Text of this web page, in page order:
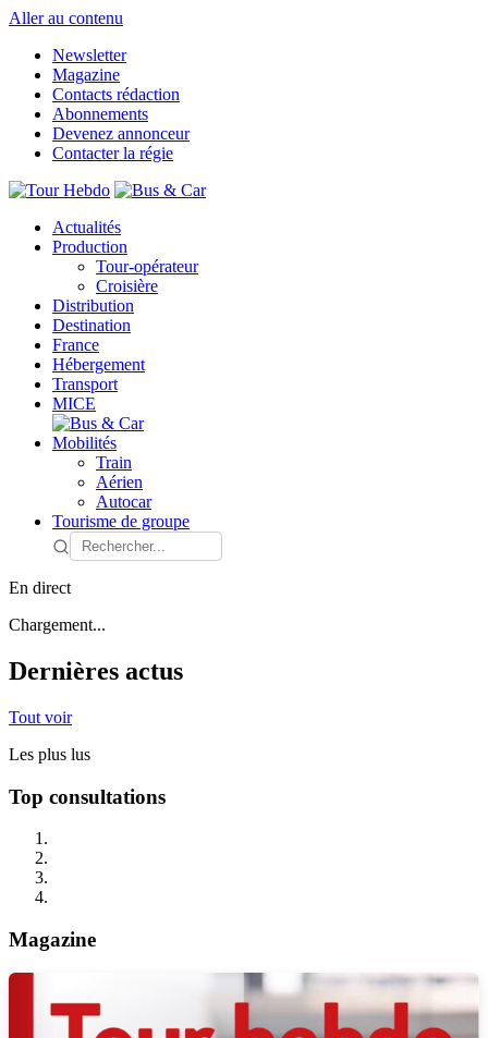
Aller au contenu
Newsletter
Magazine
Contacts rédaction
Abonnements
Devenez annonceur
Contacter la régie
Actualités
Production
Tour-opérateur
Croisière
Distribution
Destination
France
Hébergement
Transport
MICE
Mobilités
Train
Aérien
Autocar
Tourisme de groupe
En direct
Chargement...
Dernières actus
Tout voir
Les plus lus
Top consultations
Magazine